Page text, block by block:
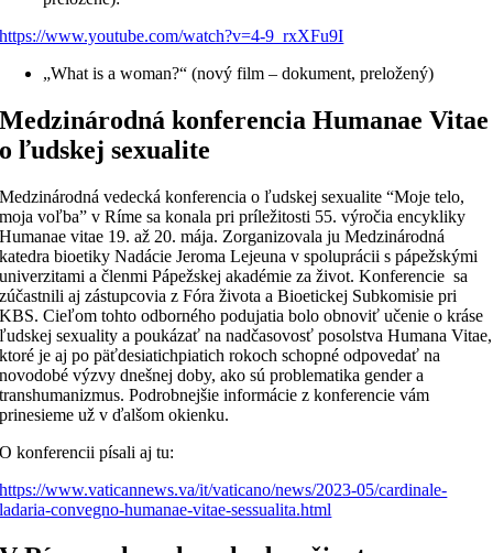
https://www.youtube.com/watch?v=4-9_rxXFu9I
„What is a woman?“ (nový film – dokument, preložený)
Medzinárodná konferencia Humanae Vitae
o ľudskej sexualite
Medzinárodná vedecká konferencia o ľudskej sexualite “Moje telo,
moja voľba” v Ríme sa konala pri príležitosti 55. výročia encykliky
Humanae vitae 19. až 20. mája. Zorganizovala ju Medzinárodná
katedra bioetiky Nadácie Jeroma Lejeuna v spoluprácii s pápežskými
univerzitami a členmi Pápežskej akadémie za život. Konferencie sa
zúčastnili aj zástupcovia z Fóra života a Bioetickej Subkomisie pri
KBS. Cieľom tohto odborného podujatia bolo obnoviť učenie o kráse
ľudskej sexuality a poukázať na nadčasovosť posolstva Humana Vitae,
ktoré je aj po päťdesiatichpiatich rokoch schopné odpovedať na
novodobé výzvy dnešnej doby, ako sú problematika gender a
transhumanizmus. Podrobnejšie informácie z konferencie vám
prinesieme už v ďalšom okienku.
O konferencii písali aj tu:
https://www.vaticannews.va/it/vaticano/news/2023-05/cardinale-
ladaria-convegno-humanae-vitae-sessualita.html